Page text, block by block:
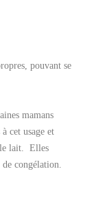
pouvant se
mamans
cet usage et
le lait. Elles
congélation.